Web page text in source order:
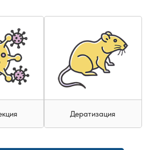
в жилых и нежилых зданиях и
соблюдении регламента.
на уничтожение взрослых
кладок, что снижает риск повторного
При необходимости
труднодоступные участки — плинтусы,
шахты и зоны за мебелью.
документации и
Дератизация